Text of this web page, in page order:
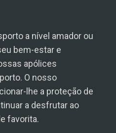
a nível amador ou
bem-estar e
apólices
O nosso
lhe a proteção de
a desfrutar ao
favorita.